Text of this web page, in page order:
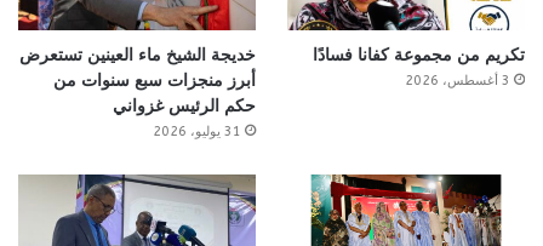
تكريم من مجموعة كفانا فسادًا
3 أغسطس، 2026
خديجة الشيخ ماء العينين تستعرض
أبرز منجزات سبع سنوات من
حكم الرئيس غزواني
31 يوليو، 2026